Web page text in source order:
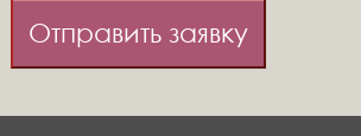
Отправить заявку